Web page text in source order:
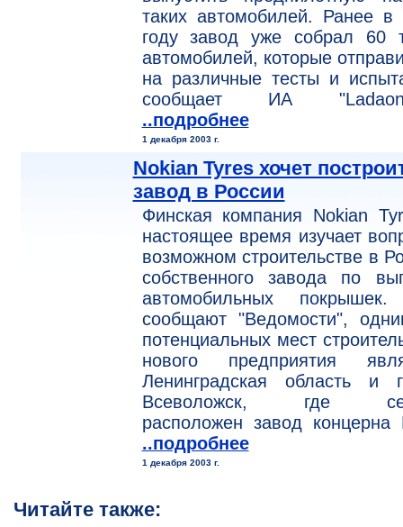
таких автомобилей. Ранее в
году завод уже собрал 60
автомобилей, которые
на различные тесты и
сообщает ИА
..подробнее
1 декабря 2003 г.
Nokian Tyres хочет
завод в России
Финская компания Nokian
настоящее время изучает
возможном строительстве в
собственного завода по
автомобильных
сообщают "Ведомости",
потенциальных мест
нового предприятия
Ленинградская область и
Всеволожск, где
расположен завод концерна
..подробнее
1 декабря 2003 г.
Читайте также: